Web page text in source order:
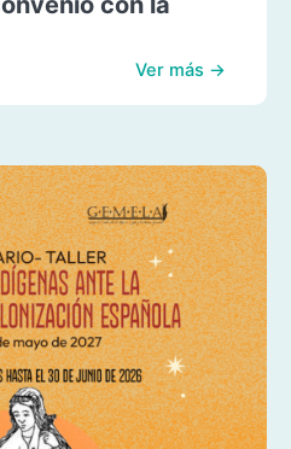
Ver más →